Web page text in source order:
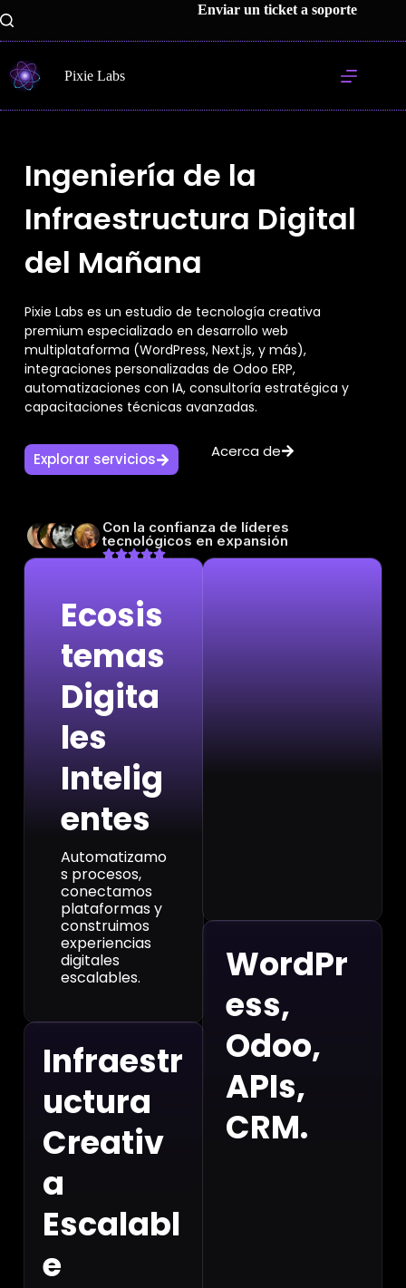
Enviar un ticket a soporte
Pixie Labs
Ingeniería de la
Infraestructura Digital
del Mañana
Pixie Labs es un estudio de tecnología creativa
premium especializado en desarrollo web
multiplataforma (WordPress, Next.js, y más),
integraciones personalizadas de Odoo ERP,
automatizaciones con IA, consultoría estratégica y
capacitaciones técnicas avanzadas.
Explorar servicios Acerca de
Con la confianza de líderes
tecnológicos en expansión
4.9
Ecosis
temas
Digita
les
Intelig
entes
Automatizamo
s procesos,
conectamos
plataformas y
construimos
experiencias
digitales
escalables.
Infraestr
uctura
Creativ
a
Escalabl
e
WordPr
ess,
Odoo,
APIs,
CRM.